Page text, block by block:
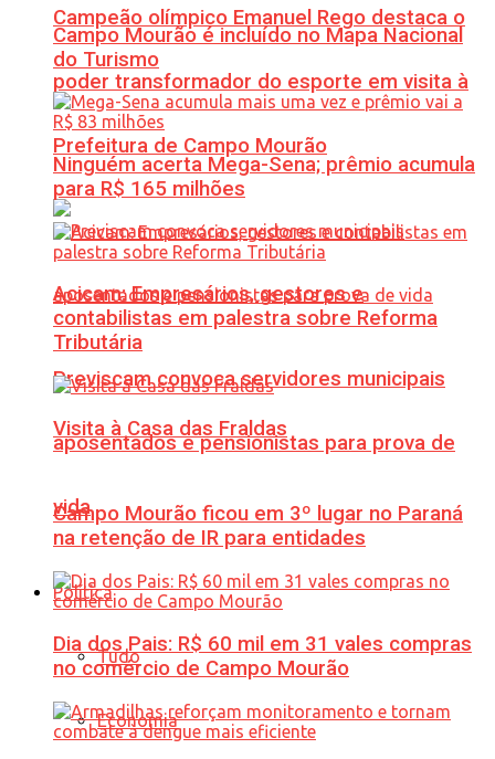
Campeão olímpico Emanuel Rego destaca o
poder transformador do esporte em visita à
Prefeitura de Campo Mourão
Previscam convoca servidores municipais
aposentados e pensionistas para prova de
vida
Política
Tudo
Economia
Campo Mourão é incluído no Mapa Nacional
do Turismo
Ninguém acerta Mega-Sena; prêmio acumula
para R$ 165 milhões
Acicam: Empresários, gestores e
contabilistas em palestra sobre Reforma
Tributária
Visita à Casa das Fraldas
Campo Mourão ficou em 3º lugar no Paraná
na retenção de IR para entidades
Dia dos Pais: R$ 60 mil em 31 vales compras
no comércio de Campo Mourão